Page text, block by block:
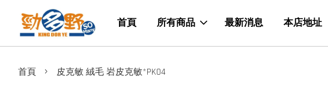
首頁 所有商品 最新消息 本店地址
首頁 › 皮克敏 絨毛 岩皮克敏*PK04